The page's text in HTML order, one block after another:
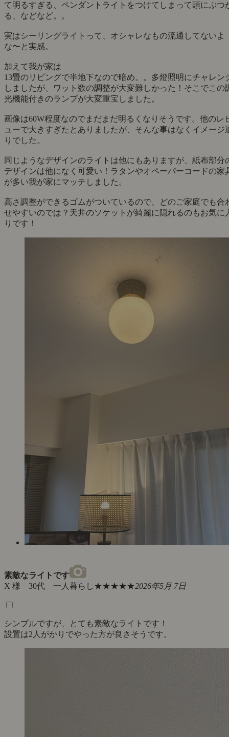
て明るすぎる、ペンダントライトをつけてしまって頭にぶつ
る、などなど。。
実はシーリングライトって、オシャレなもの流通してないよ
な〜と実感。
加えて我が家は
13畳のリビングで半地下なので暗め。。多燈照明にチャレン
しましたが、ワット数の調整が大変難しかった！そこでこの
光機能付きのランプが大変重宝しました。
画像は60W程度なのでまだまだ明るくなりそうです。他のレ
ューで大きすぎたとありましたが、そんな事はなくイメージ
りでした。
同じようなデザインのライトは他にもありますが、紙布部分
デザインは他になく可愛い！ラタンやオペーパーコードの家
が多い我が家にマッチしました。
高さ調整ができるゴムがついているので、どのご家庭でも合
せやすいのでは？天井のソケットが綺麗に隠れるのもお気に
りです！
素敵なライトです
X 様 30代 一人暮らし★★★★★2026年5月 7日
シンプルですが、とても素敵なライトです！
設置は2人がかりでやった方が良さそうです。